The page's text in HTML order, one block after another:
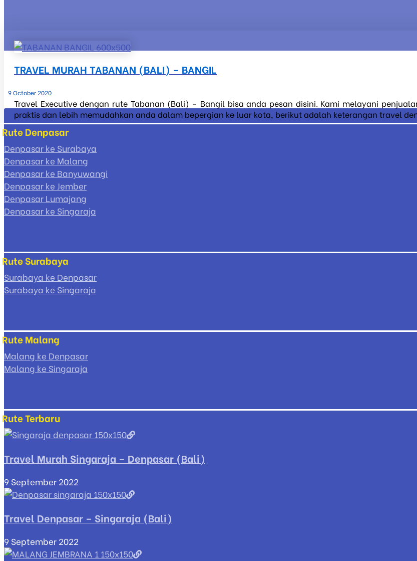
TRAVEL MURAH TABANAN (BALI) – BANGIL
9 October 2020
Travel Executive dengan rute Tabanan (Bali) - Bangil bisa anda pesan disini. Kami melayani
praktis dan lebih memudahkan anda dalam bepergian ke luar kota, berikut adalah keterangan travel
Rute Denpasar
Denpasar ke Surabaya
Denpasar ke Malang
Denpasar ke Banyuwangi
Denpasar ke Jember
Denpasar Lumajang
Denpasar ke Singaraja
Rute Surabaya
Surabaya ke Denpasar
Surabaya ke Singaraja
Rute Malang
Malang ke Denpasar
Malang ke Singaraja
Rute Terbaru
Travel Murah Singaraja – Denpasar (Bali)
9 September 2022
Travel Denpasar – Singaraja (Bali)
9 September 2022